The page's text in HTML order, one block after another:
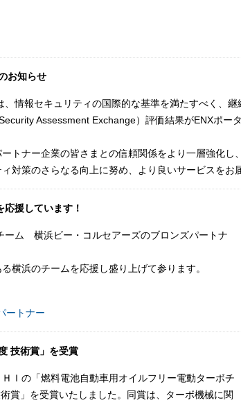
お知らせ
情報セキュリティの国際的な基準を満たすべく、
Assessment Exchange）評価結果がENXポー
トナー企業の皆さまとの信頼関係をより一層強化し
対策のさらなる向上に努め、より良いサービスをお
援しています！
ーム 横浜ビー・コルセアーズのブロンズパートナ
横浜のチームを応援し盛り上げて参ります。
ートナー
技術賞」を受賞
Ｉの「燃料電池自動車用オイルフリー電動ターボチ
賞」を受賞いたしました。同賞は、ターボ機械に関